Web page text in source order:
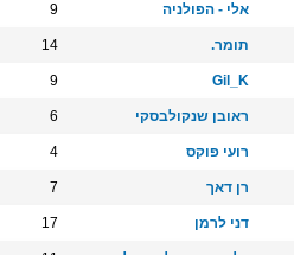
אלי - הפולניה 9
תומר. 14
Gil_K
9
ראובן שנקולבסקי 6
רועי פוקס 4
רן דאך 7
דני לרמן 17